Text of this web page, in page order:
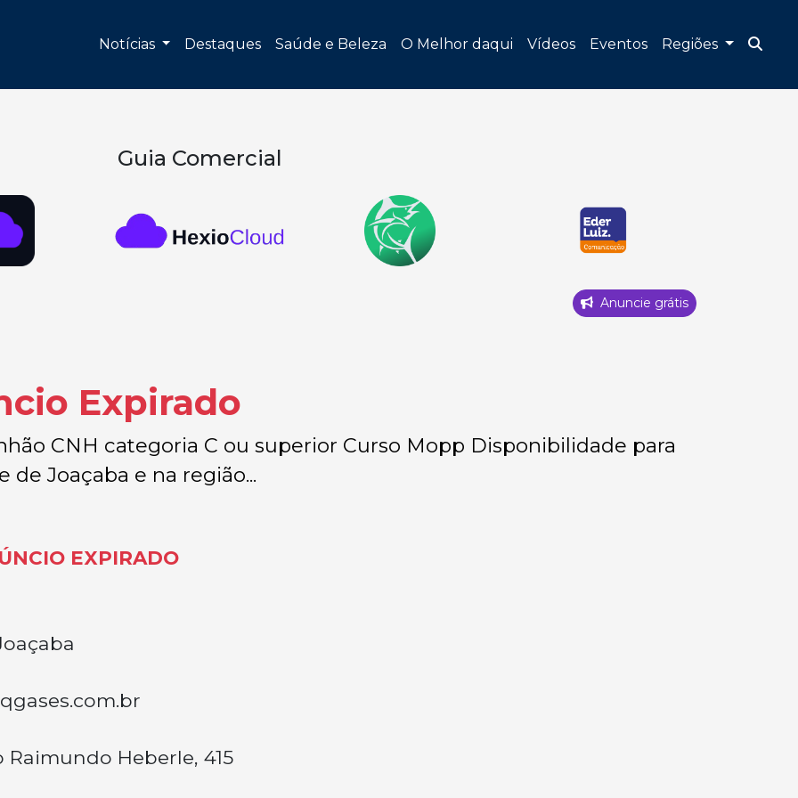
Notícias Destaques Saúde e Beleza O Melhor daqui Vídeos Eventos Regiões
Guia Comercial
Anuncie grátis
Expirado
CNH categoria C ou superior Curso Mopp Disponibilidade para
Joaçaba e na região...
EXPIRADO
Raimundo Heberle, 415